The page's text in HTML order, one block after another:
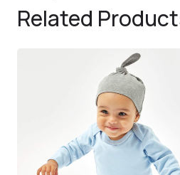
Related